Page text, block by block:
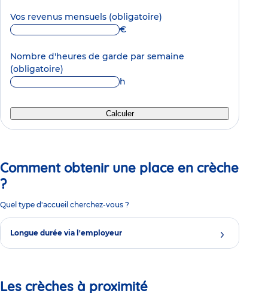
Vos revenus mensuels (obligatoire)
€
Nombre d'heures de garde par semaine
(obligatoire)
h
Calculer
Comment obtenir une place en crèche
?
Quel type d'accueil cherchez-vous ?
Longue durée via l'employeur
Les crèches à proximité